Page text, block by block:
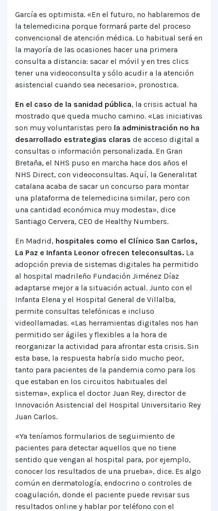
García es optimista. «En el futuro, no hablaremos de
la telemedicina porque formará parte del proceso
convencional de atención médica. Lo habitual será en
la mayoría de las ocasiones hacer una primera
consulta a distancia: sacar el móvil y en tres clics
tener una videoconsulta y sólo acudir a la atención
asistencial cuando sea necesario», pronostica.
En el caso de la sanidad pública, la crisis actual ha
mostrado que queda mucho camino. «Las iniciativas
son muy voluntaristas pero la administración no ha
desarrollado estrategias claras de acceso digital a
consultas o información personalizada. En Gran
Bretaña, el NHS puso en marcha hace dos años el
NHS Direct, con videoconsultas. Aquí, la Generalitat
catalana acaba de sacar un concurso para montar
una plataforma de telemedicina similar, pero con
una cantidad económica muy modesta», dice
Santiago Cervera, CEO de Healthy Numbers.
En Madrid, hospitales como el Clínico San Carlos,
La Paz e Infanta Leonor ofrecen teleconsultas. La
adopción previa de sistemas digitales ha permitido
al hospital madrileño Fundación Jiménez Díaz
adaptarse mejor a la situación actual. Junto con el
Infanta Elena y el Hospital General de Villalba,
permite consultas telefónicas e incluso
videollamadas. «Las herramientas digitales nos han
permitido ser ágiles y flexibles a la hora de
reorganizar la actividad para afrontar esta crisis. Sin
esta base, la respuesta habría sido mucho peor,
tanto para pacientes de la pandemia como para los
que estaban en los circuitos habituales del
sistema», explica el doctor Juan Rey, director de
Innovación Asistencial del Hospital Universitario Rey
Juan Carlos.
«Ya teníamos formularios de seguimiento de
pacientes para detectar aquellos que no tiene
sentido que vengan al hospital para, por ejemplo,
conocer los resultados de una prueba», dice. Es algo
común en dermatología, endocrino o controles de
coagulación, donde el paciente puede revisar sus
resultados online y hablar por teléfono con el